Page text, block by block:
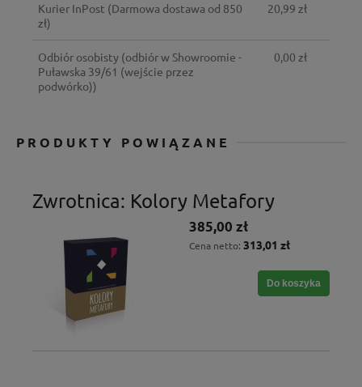
Kurier InPost (Darmowa dostawa od 850
zł)
20,99 zł
Odbiór osobisty (odbiór w Showroomie -
Puławska 39/61 (wejście przez
podwórko))
0,00 zł
PRODUKTY POWIĄZANE
Zwrotnica: Kolory Metafory
385,00 zł
Cena netto: 313,01 zł
Do koszyka